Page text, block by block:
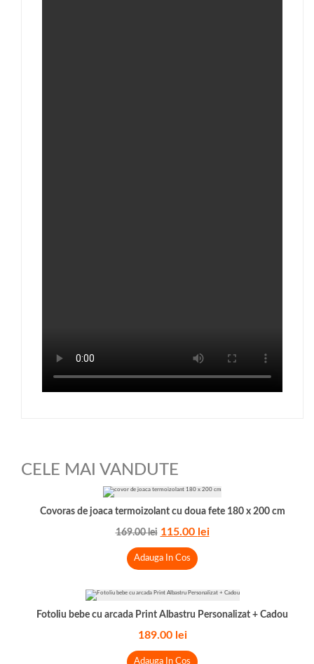
CELE MAI VANDUTE
Covoras de joaca termoizolant cu doua fete 180 x 200 cm
169.00lei 115.00 lei
Adauga In Cos
Fotoliu bebe cu arcada Print Albastru Personalizat + Cadou
189.00 lei
Adauga In Cos